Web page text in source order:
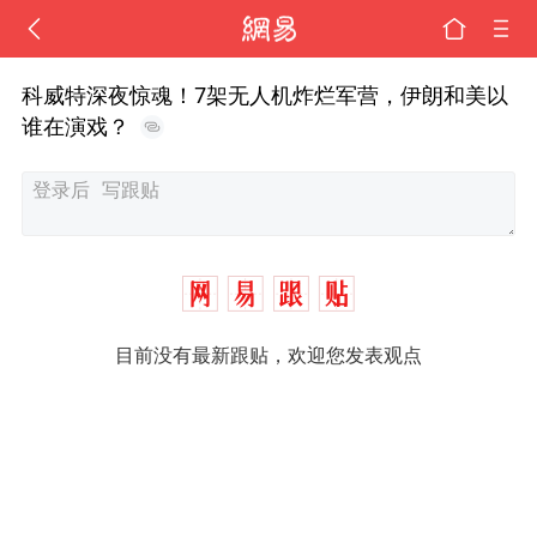
科威特深夜惊魂！7架无人机炸烂军营，伊朗和美以
谁在演戏？
目前没有最新跟贴，欢迎您发表观点